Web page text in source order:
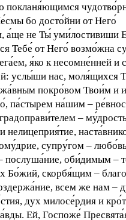
покланя́ющимся
бо досто́йни от Него́
а́ще не Ты́ уми́лостивиши
Тебе́ от Него́ возмо́жна
я́ко к несомне́нней и
услы́ши нас, моля́щихся
покро́вом Твои́м и
па́стырем на́шим –
–
нелицеприя́тие,
супру́гом –
послуша́ние, оби́димым –
Бо́жий, скорбя́щим –
всем же нам –
дух милосе́рдия и
Ей, Госпоже́